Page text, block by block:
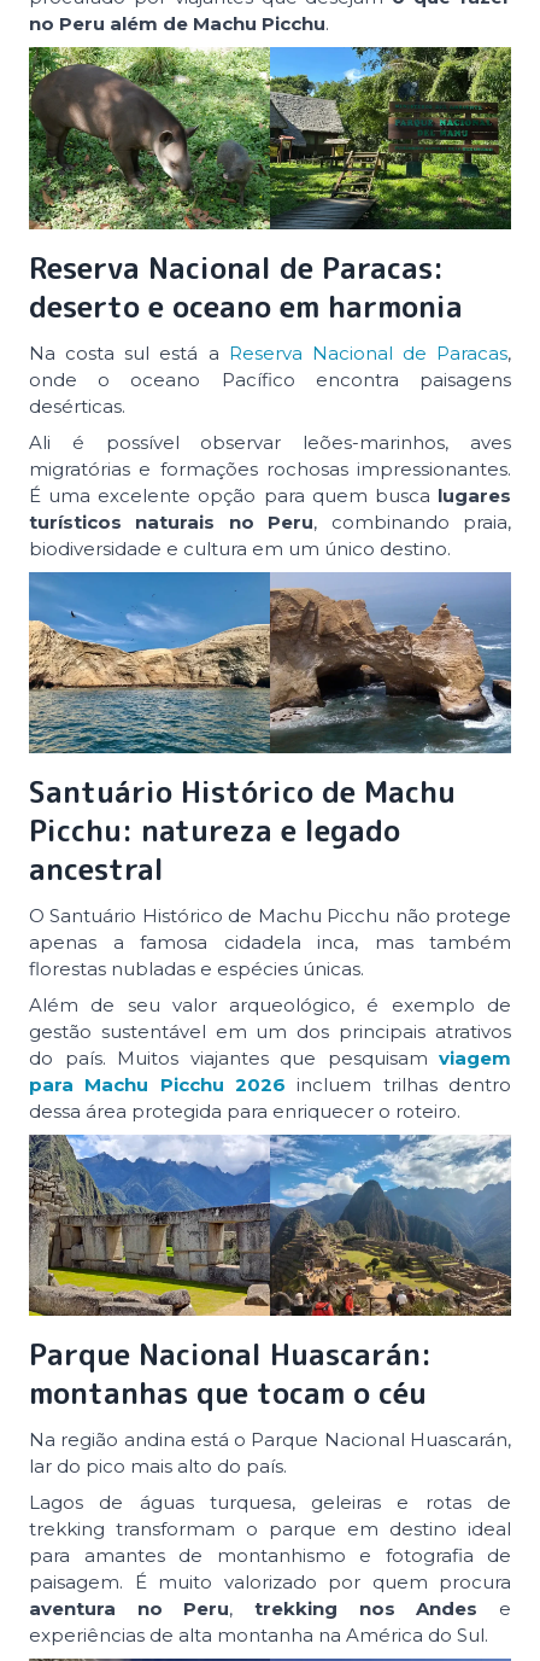
no Peru além de Machu Picchu.
Reserva Nacional de Paracas:
deserto e oceano em harmonia
Na costa sul está a Reserva Nacional de Paracas,
onde o oceano Pacífico encontra paisagens
desérticas.
Ali é possível observar leões-marinhos, aves
migratórias e formações rochosas impressionantes.
É uma excelente opção para quem busca lugares
turísticos naturais no Peru, combinando praia,
biodiversidade e cultura em um único destino.
Santuário Histórico de Machu
Picchu: natureza e legado
ancestral
O Santuário Histórico de Machu Picchu não protege
apenas a famosa cidadela inca, mas também
florestas nubladas e espécies únicas.
Além de seu valor arqueológico, é exemplo de
gestão sustentável em um dos principais atrativos
do país. Muitos viajantes que pesquisam viagem
para Machu Picchu 2026 incluem trilhas dentro
dessa área protegida para enriquecer o roteiro.
Parque Nacional Huascarán:
montanhas que tocam o céu
Na região andina está o Parque Nacional Huascarán,
lar do pico mais alto do país.
Lagos de águas turquesa, geleiras e rotas de
trekking transformam o parque em destino ideal
para amantes de montanhismo e fotografia de
paisagem. É muito valorizado por quem procura
aventura no Peru,trekking nos Andes e
experiências de alta montanha na América do Sul.